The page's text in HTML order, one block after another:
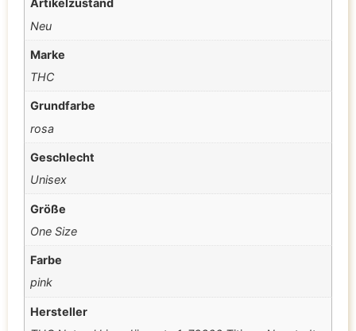
Artikelzustand
Neu
Marke
THC
Grundfarbe
rosa
Geschlecht
Unisex
Größe
One Size
Farbe
pink
Hersteller